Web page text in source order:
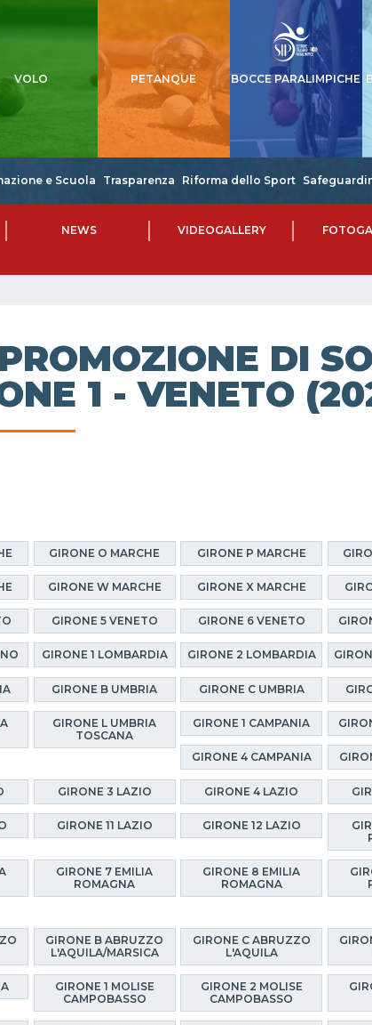
VOLO PETANQUE BOCCE PARALIMPICHE
e Scuola Trasparenza Riforma dello Sport
NEWS VIDEOGALLERY
DI
1 - VENETO
GIRONE O MARCHE GIRONE P MARCHE
GIRONE W MARCHE GIRONE X MARCHE
GIRONE 5 VENETO GIRONE 6 VENETO
GIRONE 1 LOMBARDIA GIRONE 2 LOMBARDIA
GIRONE B UMBRIA GIRONE C UMBRIA
GIRONE L UMBRIA
TOSCANA
GIRONE 1 CAMPANIA
GIRONE 4 CAMPANIA
GIRONE 3 LAZIO GIRONE 4 LAZIO
GIRONE 11 LAZIO GIRONE 12 LAZIO
GIRONE 7 EMILIA
ROMAGNA
GIRONE 8 EMILIA
ROMAGNA
GIRONE B ABRUZZO
L'AQUILA/MARSICA
GIRONE C ABRUZZO
L'AQUILA
GIRONE 1 MOLISE
CAMPOBASSO
GIRONE 2 MOLISE
CAMPOBASSO